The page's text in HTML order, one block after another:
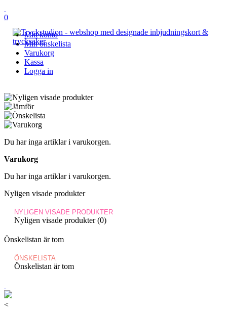
0
Mitt konto
Min önskelista
Varukorg
Kassa
Logga in
Du har inga artiklar i varukorgen.
Varukorg
Du har inga artiklar i varukorgen.
Nyligen visade produkter
NYLIGEN VISADE PRODUKTER
Nyligen visade produkter (0)
Önskelistan är tom
ÖNSKELISTA
Önskelistan är tom
<